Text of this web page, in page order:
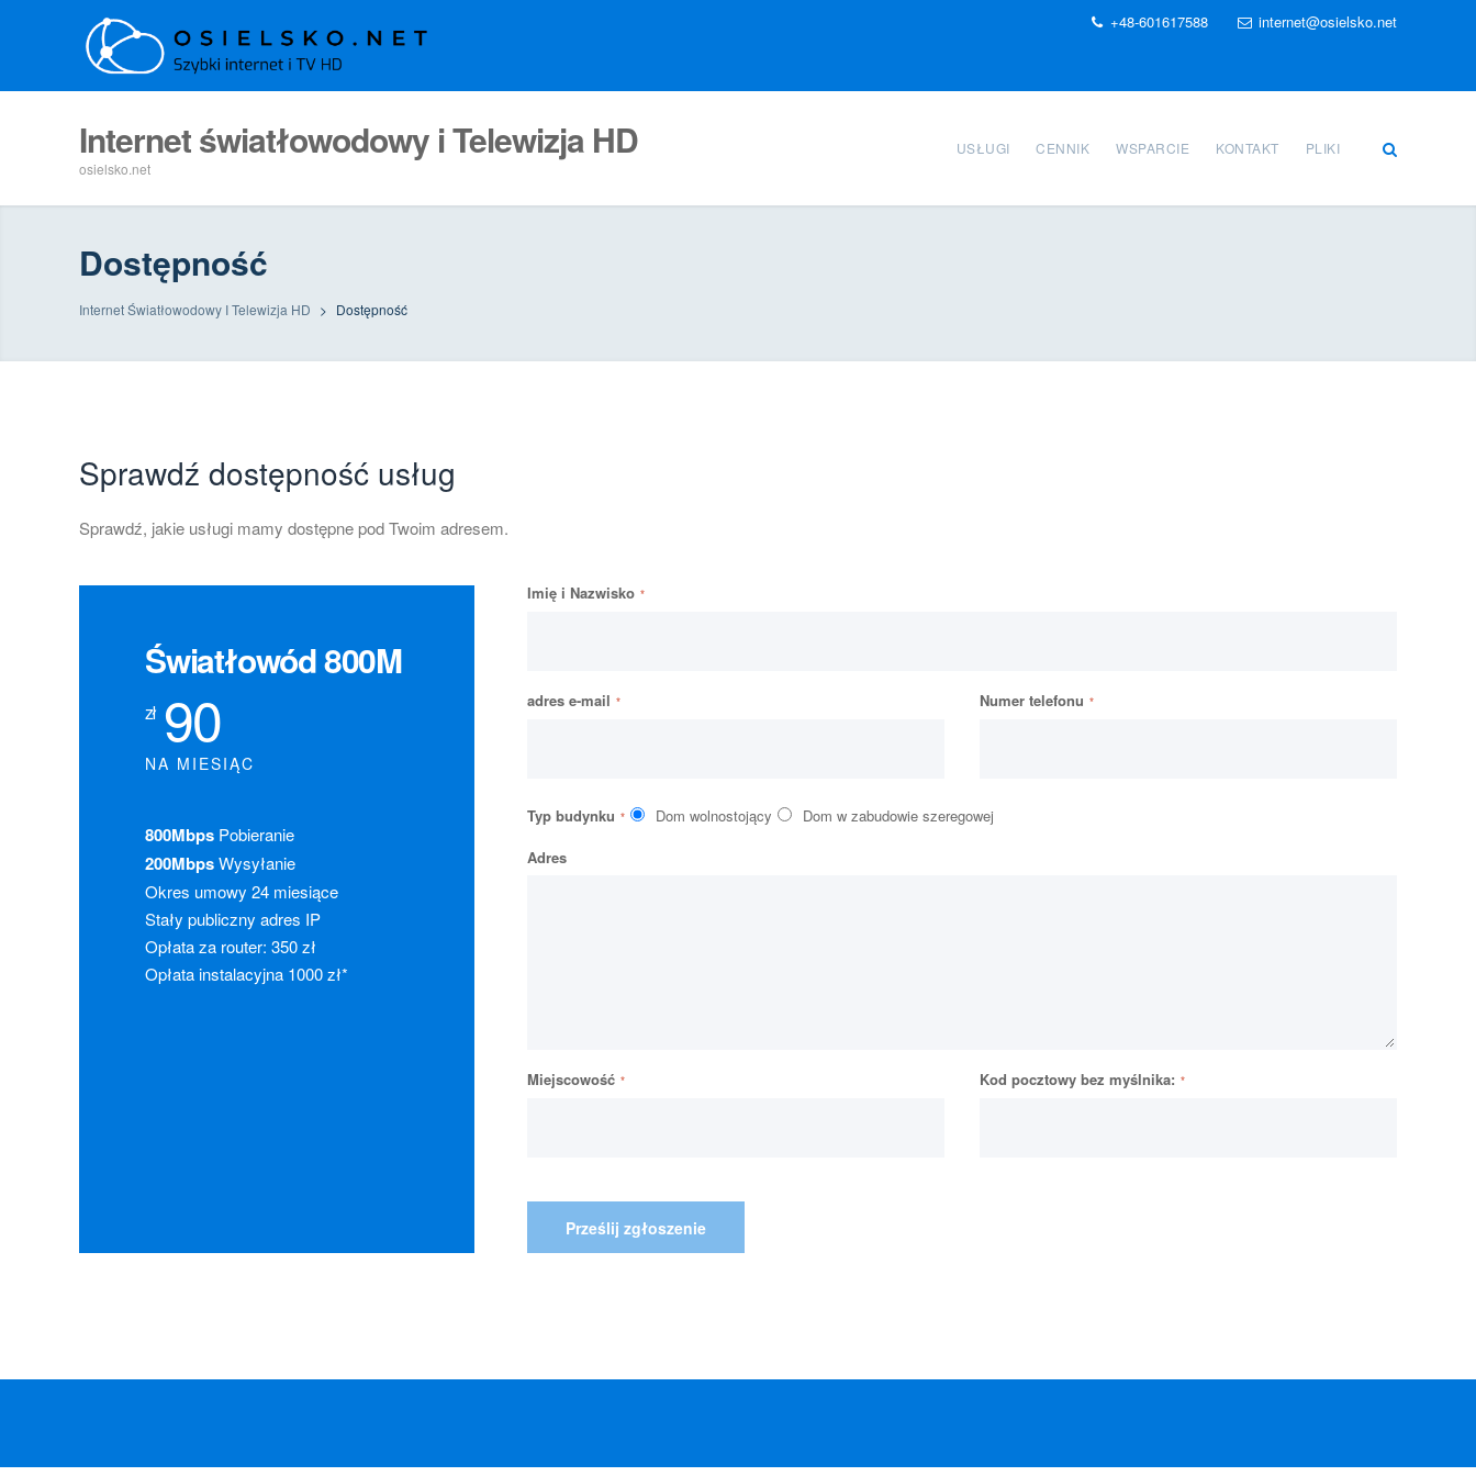
+48-601617588 internet@osielsko.net
Internet światłowodowy i Telewizja HD
osielsko.net
USŁUGI CENNIK WSPARCIE KONTAKT PLIKI
Dostępność
Internet Światłowodowy I Telewizja HD > Dostępność
Sprawdź dostępność usług
Sprawdź, jakie usługi mamy dostępne pod Twoim adresem.
Światłowód 800M
zł 90
NA MIESIĄC
800Mbps Pobieranie
200MbpsWysyłanie
Okres umowy 24 miesiące
Stały publiczny adres IP
Opłata za router: 350 zł
Opłata instalacyjna 1000 zł*
Imię i Nazwisko
adres e-mail Numer telefonu
Typ budynku Dom wolnostojący
Dom w zabudowie szeregowej
Adres
Miejscowość Kod pocztowy bez myślnika: